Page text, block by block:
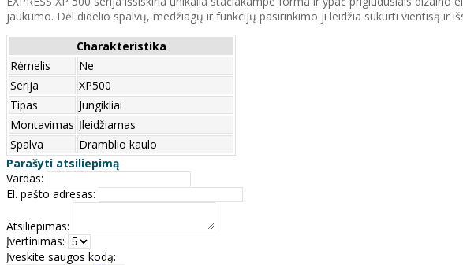
jaukumo. Dėl didelio spalvų, medžiagų ir funkcijų pasirinkimo ji leidžia sukurti vientisą ir
Charakteristika
Rėmelis
Ne
Serija
XP500
Tipas
Jungikliai
Montavimas Įleidžiamas
Spalva
Dramblio kaulo
Parašyti atsiliepimą
Vardas:
El. pašto adresas:
Atsiliepimas:
Įvertinimas:
Įveskite saugos kodą: